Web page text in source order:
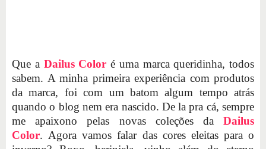
Que a Dailus Color é uma marca queridinha, todos
sabem. A minha primeira experiência com produtos
da marca, foi com um batom algum tempo atrás
quando o blog nem era nascido. De la pra cá, sempre
me apaixono pelas novas coleções da Dailus
Color. Agora vamos falar das cores eleitas para o